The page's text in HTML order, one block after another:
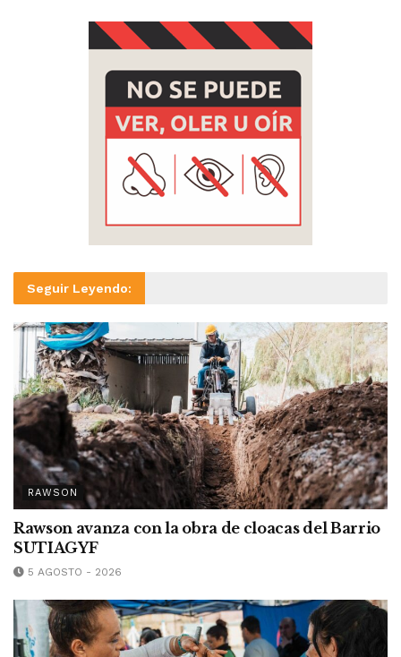
Seguir Leyendo:
RAWSON
Rawson avanza con la obra de cloacas del Barrio
SUTIAGYF
5 AGOSTO - 2026